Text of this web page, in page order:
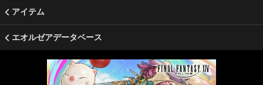
アイテム
エオルゼアデータベース